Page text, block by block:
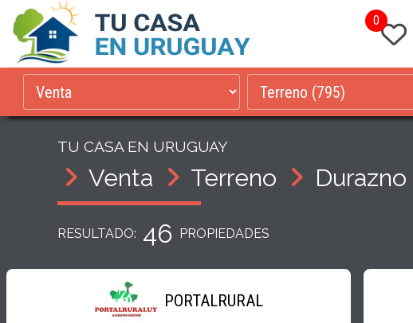
0
TU CASA EN URUGUAY
Venta Terreno Durazno
RESULTADO: 46 PROPIEDADES
PORTALRURAL